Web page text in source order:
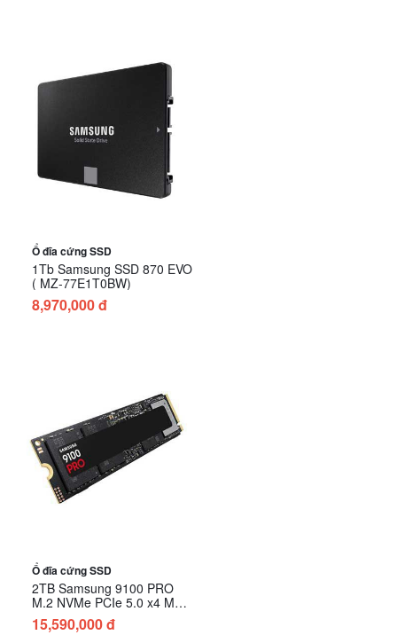
Ổ đĩa cứng SSD
1Tb Samsung SSD 870 EVO
( MZ-77E1T0BW)
8,970,000 đ
Ổ đĩa cứng SSD
2TB Samsung 9100 PRO
M.2 NVMe PCIe 5.0 x4 MZ-
VAP2T0BW
15,590,000 đ